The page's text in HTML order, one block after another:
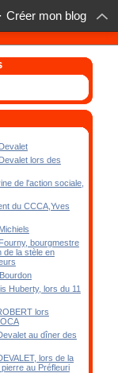
Créer mon blog
lors des
de l'action sociale,
du CCCA,Yves
bourgmestre
de la stèle en
Huberty, lors du 11
lors
au dîner des
lors de la
au Préfleuri